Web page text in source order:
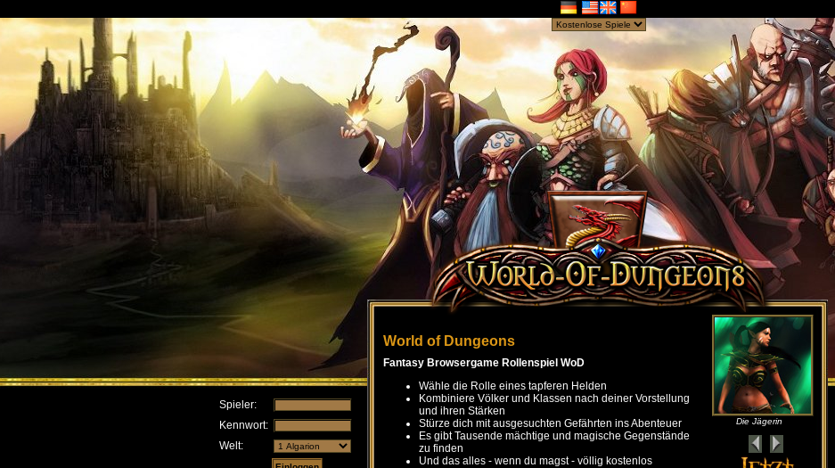
Spieler:
Kennwort:
Welt:
World of Dungeons
Fantasy Browsergame Rollenspiel WoD
Wähle die Rolle eines tapferen Helden
Kombiniere Völker und Klassen nach deiner Vorstellung
und ihren Stärken
Stürze dich mit ausgesuchten Gefährten ins Abenteuer
Es gibt Tausende mächtige und magische Gegenstände
zu finden
Und das alles - wenn du magst - völlig kostenlos
Die Jägerin